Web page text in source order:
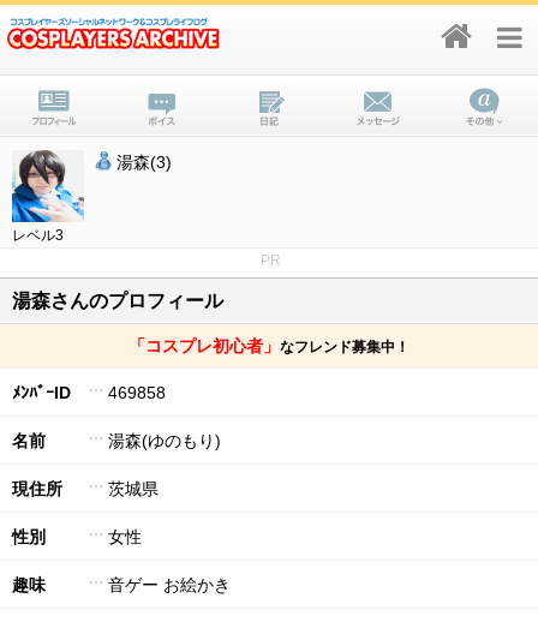
レベル3
湯森(3)
PR
湯森さんのプロフィール
「コスプレ初心者」 なフレンド募集中！
ﾒﾝﾊﾞｰID 469858
名前 湯森(ゆのもり)
現住所 茨城県
性別 女性
趣味 音ゲー お絵かき